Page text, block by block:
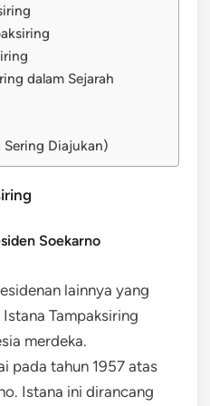
dalam Sejarah
Sering Diajukan)
Soekarno
lainnya yang
Tampaksiring
merdeka.
pada tahun 1957 atas
Istana ini dirancang